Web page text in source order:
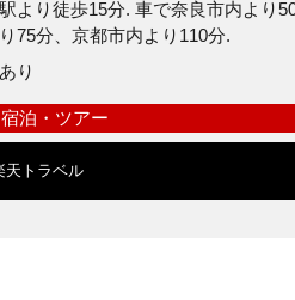
より徒歩15分. 車で奈良市内より
75分、京都市内より110分.
り
泊・ツアー
天トラベル